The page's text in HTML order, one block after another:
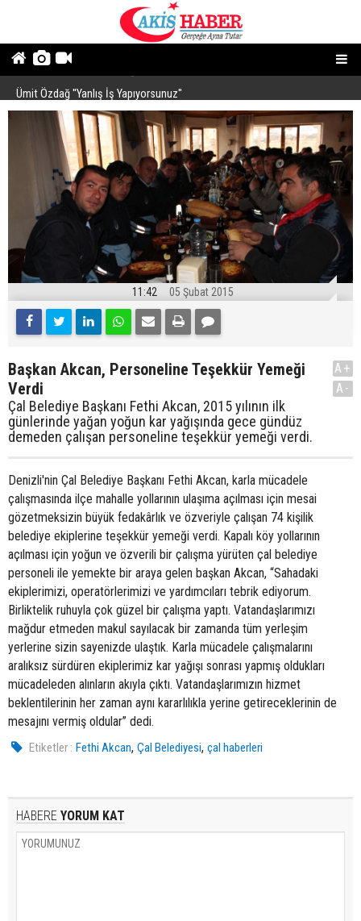
Ümit Özdağ ''Yanlış İş Yapıyorsunuz''
11:42 05 Şubat 2015
Başkan Akcan, Personeline Teşekkür Yemeği
Verdi
Çal Belediye Başkanı Fethi Akcan, 2015 yılının ilk
günlerinde yağan yoğun kar yağışında gece gündüz
demeden çalışan personeline teşekkür yemeği verdi.
A+
A-
Denizli'nin Çal Belediye Başkanı Fethi Akcan, karla mücadele
çalışmasında ilçe mahalle yollarının ulaşıma açılması için mesai
gözetmeksizin büyük fedakârlık ve özveriyle çalışan 74 kişilik
belediye ekiplerine teşekkür yemeği verdi. Kapalı köy yollarının
açılması için yoğun ve özverili bir çalışma yürüten çal belediye
personeli ile yemekte bir araya gelen başkan Akcan, “Sahadaki
ekiplerimizi, operatörlerimizi ve yardımcıları tebrik ediyorum.
Birliktelik ruhuyla çok güzel bir çalışma yaptı. Vatandaşlarımızı
mağdur etmeden makul sayılacak bir zamanda tüm yerleşim
yerlerine sizin sayenizde ulaştık. Karla mücadele çalışmalarını
aralıksız sürdüren ekiplerimiz kar yağışı sonrası yapmış oldukları
mücadeleden alınların akıyla çıktı. Vatandaşlarımızın hizmet
beklentilerinin her zaman aynı kararlılıkla yerine getireceklerinin de
mesajını vermiş oldular” dedi.
Etiketler : Fethi Akcan,Çal Belediyesi,çal haberleri
HABERE YORUM KAT